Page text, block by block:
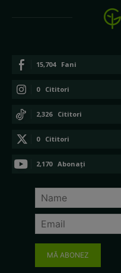
15,704 Fani
0 Cititori
2,326 Cititori
0 Cititori
2,170 Abonați
MĂ ABONEZ